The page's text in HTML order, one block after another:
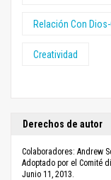
Relación Con
Creatividad
Derechos de autor
Colaboradores: Andrew
Adoptado por el Comité
Junio 11, 2013.